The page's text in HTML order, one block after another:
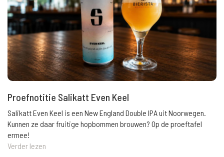
Proefnotitie Salikatt Even Keel
Salikatt Even Keel is een New England Double IPA uit Noorwegen.
Kunnen ze daar fruitige hopbommen brouwen? Op de proeftafel
ermee!
Verder lezen